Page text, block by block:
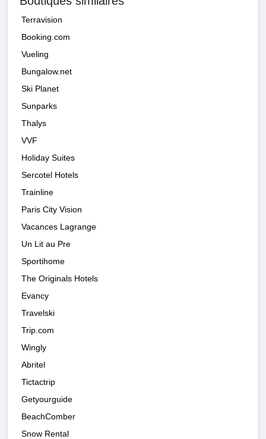
Terravision
Booking.com
Vueling
Bungalow.net
Ski Planet
Sunparks
Thalys
VVF
Holiday Suites
Sercotel Hotels
Trainline
Paris City Vision
Vacances Lagrange
Un Lit au Pre
Sportihome
The Originals Hotels
Evancy
Travelski
Trip.com
Wingly
Abritel
Tictactrip
Getyourguide
BeachComber
Snow Rental